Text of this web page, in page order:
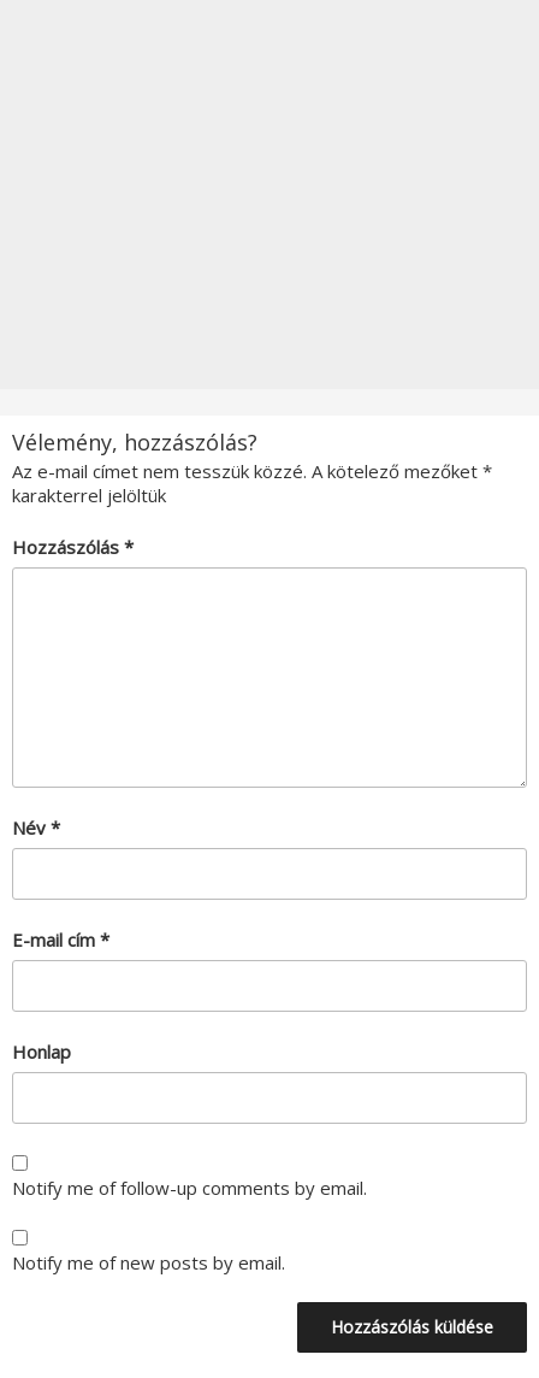
Vélemény, hozzászólás?
Az e-mail címet nem tesszük közzé. A kötelező mezőket *
karakterrel jelöltük
Hozzászólás *
Név *
E-mail cím *
Honlap
Notify me of follow-up comments by email.
Notify me of new posts by email.